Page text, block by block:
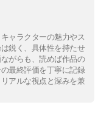
ャラクターの魅力やス
鋭く、具体性を持たせ
がらも、読めば作品の
最終評価を丁寧に記録
アルな視点と深みを兼